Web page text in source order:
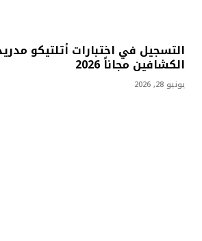
التسجيل في اختبارات أتلتيكو
الكشافين مجاناً 2026
يونيو 28, 2026